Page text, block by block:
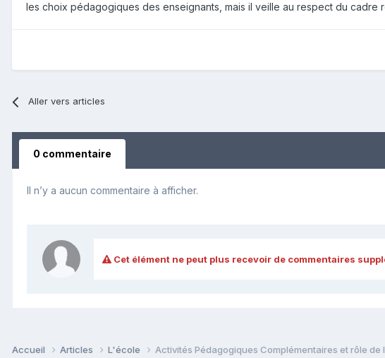
les choix pédagogiques des enseignants, mais il veille au respect du
Aller vers articles
0 commentaire
Il n’y a aucun commentaire à afficher.
Cet élément ne peut plus recevoir de commentaires
Accueil Articles L'école Activités Pédagogiques Complémentaires et rôle de